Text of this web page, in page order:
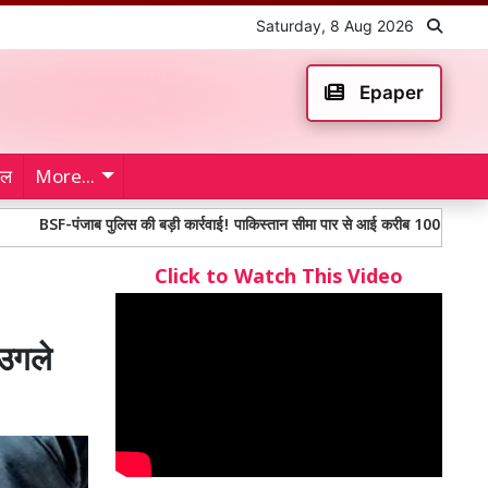
Saturday, 8 Aug 2026
Epaper
More...
पुलिस की बड़ी कार्रवाई! पाकिस्तान सीमा पार से आई करीब 100 करोड़ से अधिक मूल्य
Click to Watch This Video